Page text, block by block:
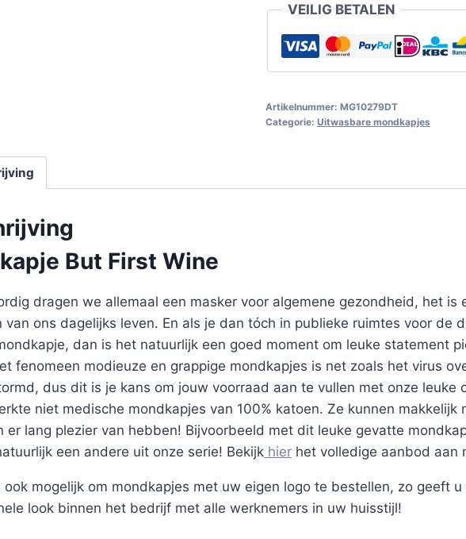
VEILIG BETALEN
Artikelnummer: MG10279DT
Categorie: Uitwasbare mondkapjes
But First Wine
dragen we allemaal een masker voor algemene gezondheid, het is
van ons dagelijks leven. En als je dan tóch in publieke ruimtes voor de
dan is het natuurlijk een goed moment om leuke statement
fenomeen modieuze en grappige mondkapjes is net zoals het virus
dus dit is je kans om jouw voorraad aan te vullen met onze leuke
niet medische mondkapjes van 100% katoen. Ze kunnen makkelijk
er lang plezier van hebben! Bijvoorbeeld met dit leuke gevatte
een andere uit onze serie! Bekijk hier het volledige aanbod aan
ook mogelijk om mondkapjes met uw eigen logo te bestellen, zo geeft u
look binnen het bedrijf met alle werknemers in uw huisstijl!